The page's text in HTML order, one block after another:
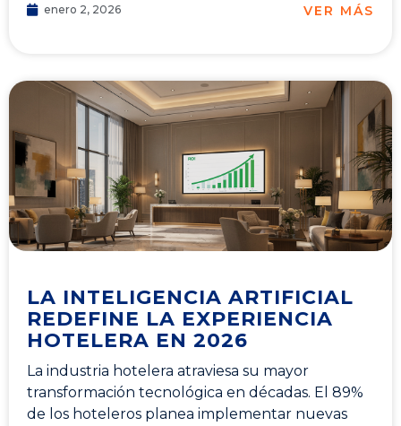
enero 2, 2026 VER MÁS
LA INTELIGENCIA ARTIFICIAL
REDEFINE LA EXPERIENCIA
HOTELERA EN 2026
La industria hotelera atraviesa su mayor
transformación tecnológica en décadas. El 89%
de los hoteleros planea implementar nuevas